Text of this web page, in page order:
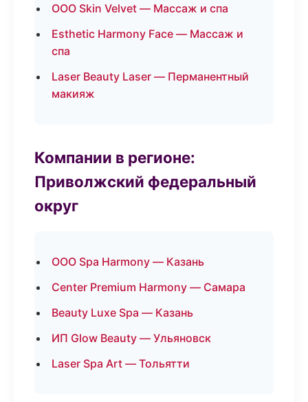
ООО Skin Velvet — Массаж и спа
Esthetic Harmony Face — Массаж и
спа
Laser Beauty Laser — Перманентный
макияж
Компании в регионе:
Приволжский федеральный
округ
ООО Spa Harmony — Казань
Center Premium Harmony — Самара
Beauty Luxe Spa — Казань
ИП Glow Beauty — Ульяновск
Laser Spa Art — Тольятти